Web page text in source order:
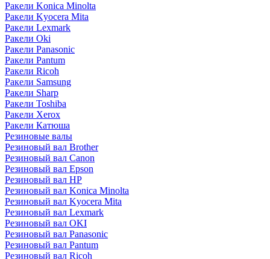
Ракели Konica Minolta
Ракели Kyocera Mita
Ракели Lexmark
Ракели Oki
Ракели Panasonic
Ракели Pantum
Ракели Ricoh
Ракели Samsung
Ракели Sharp
Ракели Toshiba
Ракели Xerox
Ракели Катюша
Резиновые валы
Резиновый вал Brother
Резиновый вал Canon
Резиновый вал Epson
Резиновый вал HP
Резиновый вал Konica Minolta
Резиновый вал Kyocera Mita
Резиновый вал Lexmark
Резиновый вал OKI
Резиновый вал Panasonic
Резиновый вал Pantum
Резиновый вал Ricoh